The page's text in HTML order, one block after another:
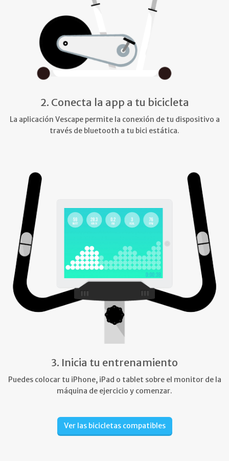
2. Conecta la app a tu bicicleta
La aplicación Vescape permite la conexión de tu dispositivo a
través de bluetooth a tu bici estática.
3. Inicia tu entrenamiento
Puedes colocar tu iPhone, iPad o tablet sobre el monitor de la
máquina de ejercicio y comenzar.
Ver las bicicletas compatibles